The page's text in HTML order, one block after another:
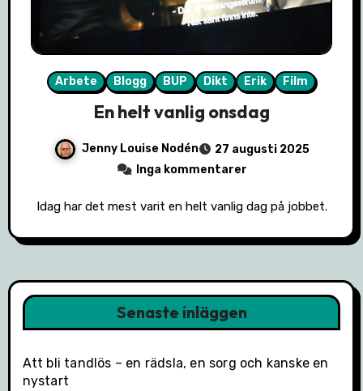
Arbete Blogg BUP Dikt Erik Film
En helt vanlig onsdag
Jenny Louise Nodén
27 augusti 2025
Inga kommentarer
Idag har det mest varit en helt vanlig dag på jobbet.
Senaste inläggen
Att bli tandlös – en rädsla, en sorg och kanske en
nystart